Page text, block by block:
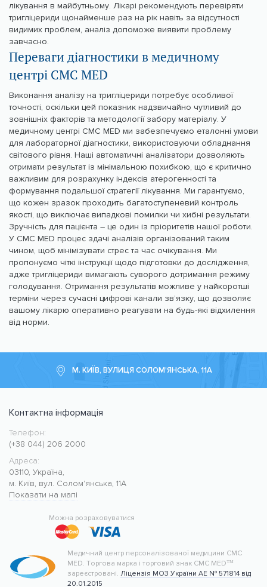
лікування в майбутньому. Лікарі рекомендують перевіряти
тригліцериди щонайменше раз на рік навіть за відсутності
видимих проблем, аналіз допоможе виявити проблему
завчасно.
Переваги діагностики в медичному
центрі CMC MED
Виконання аналізу на тригліцериди потребує особливої
точності, оскільки цей показник надзвичайно чутливий до
зовнішніх факторів та методології забору матеріалу. У
медичному центрі CMC MED ми забезпечуємо еталонні умови
для лабораторної діагностики, використовуючи обладнання
світового рівня. Наші автоматичні аналізатори дозволяють
отримати результат із мінімальною похибкою, що є критично
важливим для розрахунку індексів атерогенності та
формування подальшої стратегії лікування. Ми гарантуємо,
що кожен зразок проходить багатоступеневий контроль
якості, що виключає випадкові помилки чи хибні результати.
Зручність для пацієнта – це один із пріоритетів нашої роботи.
У CMC MED процес здачі аналізів організований таким
чином, щоб мінімізувати стрес та час очікування. Ми
пропонуємо чіткі інструкції щодо підготовки до дослідження,
адже тригліцериди вимагають суворого дотримання режиму
голодування. Отримання результатів можливе у найкоротші
терміни через сучасні цифрові канали зв’язку, що дозволяє
вашому лікарю оперативно реагувати на будь-які відхилення
від норми.
М. КИЇВ, ВУЛИЦЯ СОЛОМ'ЯНСЬКА, 11А
Контактна інформація
Медичний центр CMC MED
https://cmcmed.clinic
Телефон:
(+38 044) 206 2000
Адреса:
03110, Україна,
м. Київ, вул. Солом'янська, 11А
Показати на мапі
30.476634
Можна розраховуватися
Медичний центр персоналізованої медицини CMC
MED. Торгова марка і торговий знак CMC MED™
зареєстровані. Ліцензія МОЗ України АЕ № 571814 від
20.01.2015